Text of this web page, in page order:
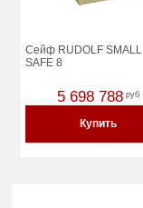
Сейф RUDOLF SMALL
SAFE 8
5 698 788 руб
Купить